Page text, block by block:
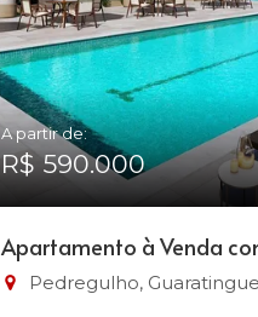
A partir de:
R$ 590.000
Apartamento à Venda
Pedregulho,